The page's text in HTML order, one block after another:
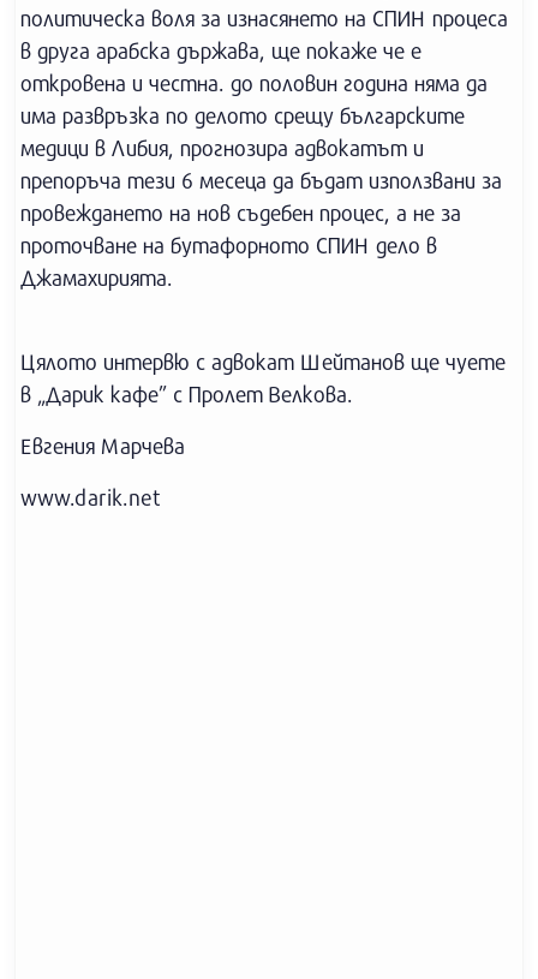
политическа воля за изнасянето на СПИН процеса
в друга арабска държава, ще покаже че е
откровена и честна. до половин година няма да
има развръзка по делото срещу българските
медици в Либия, прогнозира адвокатът и
препоръча тези 6 месеца да бъдат използвани за
провеждането на нов съдебен процес, а не за
проточване на бутафорното СПИН дело в
Джамахирията.
Цялото интервю с адвокат Шейтанов ще чуете
в „Дарик кафе” с Пролет Велкова.
Евгения Марчева
www.darik.net